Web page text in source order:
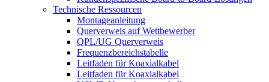
Technische Ressourcen
Montageanleitung
Querverweis auf Wettbewerber
QPL/UG Querverweis
Frequenzbereichstabelle
Leitfaden für Koaxialkabel
Leitfaden für Koaxialkabel